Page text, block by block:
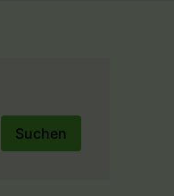
Suchen